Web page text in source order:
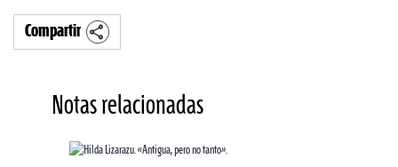
Compartir
Notas relacionadas